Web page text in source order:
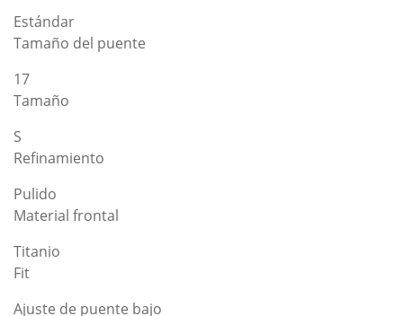
Estándar
Tamaño del puente
17
Tamaño
S
Refinamiento
Pulido
Material frontal
Titanio
Fit
Ajuste de puente bajo